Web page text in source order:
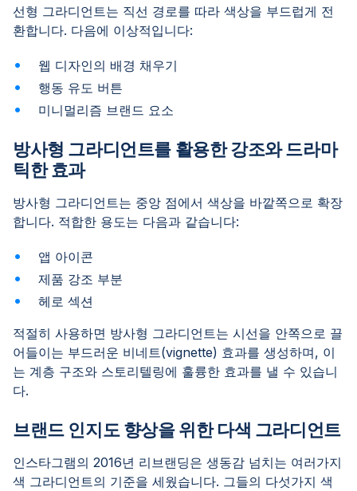
선형 그라디언트는 직선 경로를 따라 색상을 부드럽게 전
환합니다. 다음에 이상적입니다:
웹 디자인의 배경 채우기
행동 유도 버튼
미니멀리즘 브랜드 요소
방사형 그라디언트를 활용한 강조와 드라마
틱한 효과
방사형 그라디언트는 중앙 점에서 색상을 바깥쪽으로 확장
합니다. 적합한 용도는 다음과 같습니다:
앱 아이콘
제품 강조 부분
헤로 섹션
적절히 사용하면 방사형 그라디언트는 시선을 안쪽으로 끌
어들이는 부드러운 비네트(vignette) 효과를 생성하며, 이
는 계층 구조와 스토리텔링에 훌륭한 효과를 낼 수 있습니
다.
브랜드 인지도 향상을 위한 다색 그라디언트
인스타그램의 2016년 리브랜딩은 생동감 넘치는 여러가지
색 그라디언트의 기준을 세웠습니다. 그들의 다섯가지 색